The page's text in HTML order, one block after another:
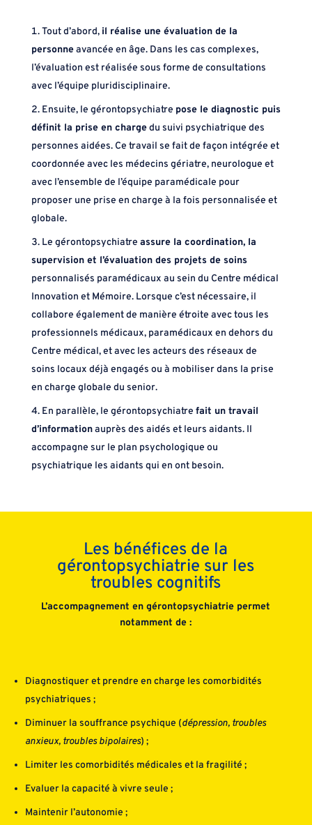
Tout d’abord, il réalise une évaluation de la
personneavancée en âge. Dans les cas complexes,
l’évaluation est réalisée sous forme de consultations
avec l’équipe pluridisciplinaire.
Ensuite, le gérontopsychiatre pose le diagnostic puis
définit la prise en chargedu suivi psychiatrique des
personnes aidées. Ce travail se fait de façon intégrée et
coordonnée avec les médecins gériatre, neurologue et
avec l’ensemble de l’équipe paramédicale pour
proposer une prise en charge à la fois personnalisée et
globale.
Le gérontopsychiatre assure la coordination, la
supervision et l’évaluation des projets de soins
personnalisés paramédicaux au sein du Centre médical
Innovation et Mémoire. Lorsque c’est nécessaire, il
collabore également de manière étroite avec tous les
professionnels médicaux, paramédicaux en dehors du
Centre médical, et avec les acteurs des réseaux de
soins locaux déjà engagés ou à mobiliser dans la prise
en charge globale du senior.
En parallèle, le gérontopsychiatre fait un travail
d’informationauprès des aidés et leurs aidants. Il
accompagne sur le plan psychologique ou
psychiatrique les aidants qui en ont besoin.
Les bénéfices de la
gérontopsychiatrie sur les
troubles cognitifs
L’accompagnement en gérontopsychiatrie permet
notamment de :
Diagnostiquer et prendre en charge les comorbidités
psychiatriques ;
Diminuer la souffrance psychique (dépression, troubles
anxieux, troubles bipolaires) ;
Limiter les comorbidités médicales et la fragilité ;
Evaluer la capacité à vivre seule ;
Maintenir l’autonomie ;